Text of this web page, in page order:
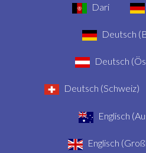
Dari
Deutsch
Deutsch
Deutsch (Schweiz)
Englisch
Englisch